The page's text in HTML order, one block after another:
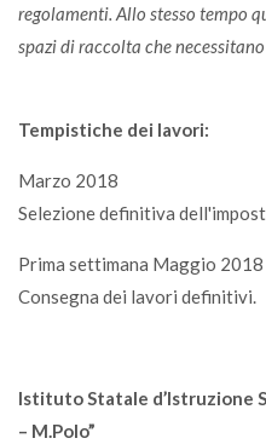
regolamenti. Allo stesso tempo
spazi di raccolta che
Tempistiche dei lavori:
Marzo 2018
Selezione definitiva
Prima settimana Maggio 2018
Consegna dei lavori definitivi.
Istituto Statale d’Istruzione
– M.Polo”